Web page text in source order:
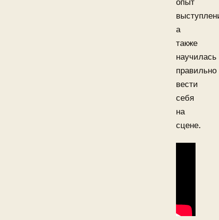
опыт
а
также
научилась
правильно
вести
себя
на
сцене.